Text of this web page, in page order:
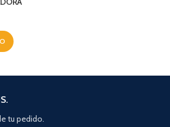
tu pedido.